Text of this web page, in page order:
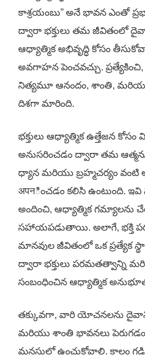
కాశ్రయంబు” అనే భావన ఎంతో
ద్వారా భక్తులు తమ జీవితంలో
ఆధ్యాత్మిక అభివృద్ధి కోసం
అవగాహన పెంచవచ్చు. ప్రత్యేకించి,
నిత్యమూ ఆనందం, శాంతి,
దిశగా మారింది.
భక్తులు ఆధ్యాత్మిక ఉత్తేజన కోసం
అనుసరించడం ద్వారా తమ
ధ్యాన మరియు బ్రహ్మచర్యం వంటి
अपनించడం కలిసి ఉంటుంది. ఇవి
అందించి, ఆధ్యాత్మిక గమ్యాలను
సహాయపడుతాయి. అలాగే, భక్తి
మానవుల జీవితంలో ఒక ప్రత్యేక
ద్వారా భక్తులు పరమతత్వాన్ని
సంబంధించిన ఆధ్యాత్మిక
తక్కువగా, వారి యోచనలను
మరియు శాంతి భావనలు
మనసులో ఉంచుకోవాలి. కాలం